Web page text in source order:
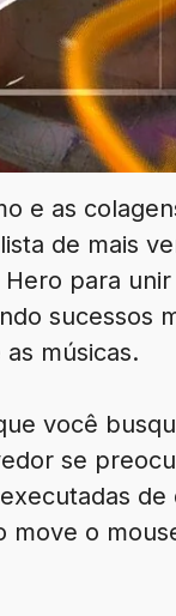
e as
de mais
para
sucessos
músicas.
você
se
o